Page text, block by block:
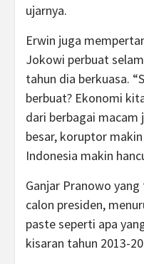
ujarnya.
Erwin juga
Jokowi perbuat
tahun dia berkuasa.
berbuat? Ekonomi
dari berbagai macam
besar, koruptor
Indonesia makin
Ganjar Pranowo
calon presiden,
paste seperti apa
kisaran tahun 2013-